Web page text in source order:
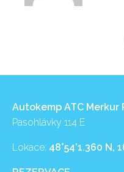
Autokemp ATC Merkur
Pasohlávky 114 E
Lokace: 48°54’1.360 N,